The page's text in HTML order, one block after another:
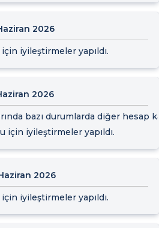
2026
iyileştirmeler yapıldı.
2026
bazı durumlarda diğer hesap
için iyileştirmeler yapıldı.
2026
iyileştirmeler yapıldı.